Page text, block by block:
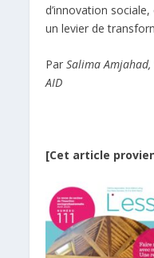
d’innovation
un levier de
ParSalima
AID
[Cet article